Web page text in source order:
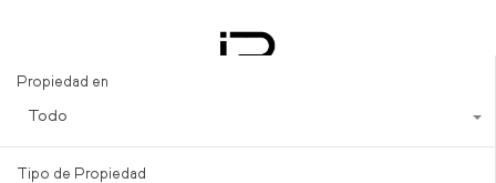
Propiedad en
Todo
Tipo de Propiedad